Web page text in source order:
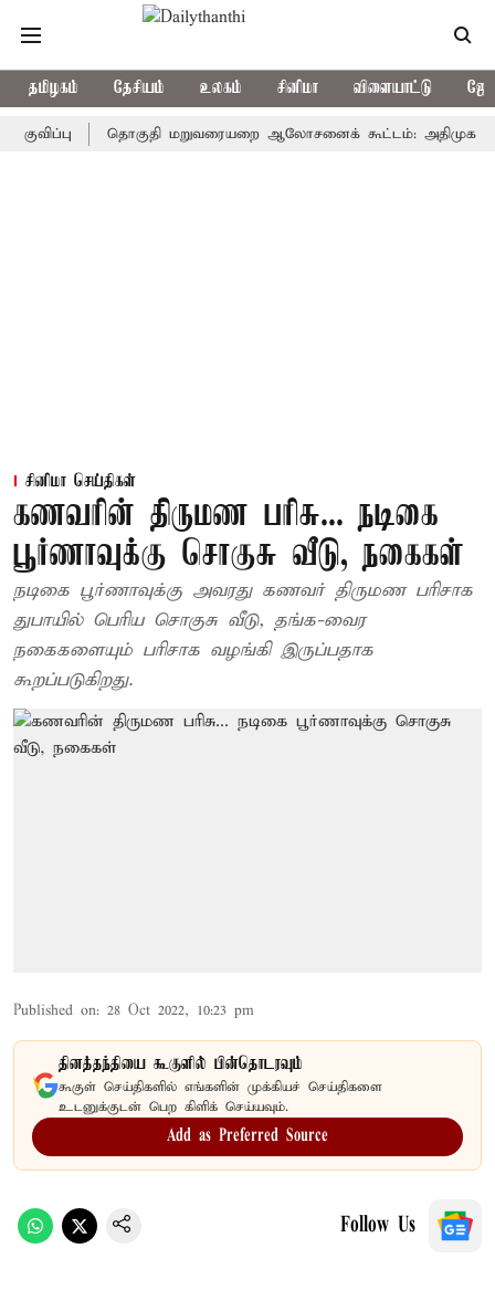
தமிழகம் தேசியம் உலகம் சினிமா விளையாட்டு
தொகுதி மறுவரையறை ஆலோசனைக் கூட்டம்: அதிமுக எம்பிக்கள்
சினிமா செய்திகள்
கணவரின் திருமண பரிசு... நடிகை
பூர்ணாவுக்கு சொகுசு வீடு, நகைகள்
நடிகை பூர்ணாவுக்கு அவரது கணவர் திருமண பரிசாக
துபாயில் பெரிய சொகுசு வீடு, தங்க-வைர
நகைகளையும் பரிசாக வழங்கி இருப்பதாக
கூறப்படுகிறது.
Published on: 28 Oct 2022, 10:23 pm
தினத்தந்தியை கூகுளில் பின்தொடரவும்
கூகுள் செய்திகளில் எங்களின் முக்கியச் செய்திகளை
உடனுக்குடன் பெற கிளிக் செய்யவும்.
Add as Preferred Source
Follow Us